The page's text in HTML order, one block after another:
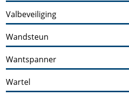
Valbeveiliging
Wandsteun
Wantspanner
Wartel